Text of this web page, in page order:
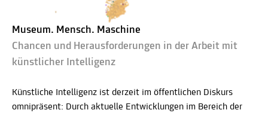
Museum. Mensch. Maschine
Chancen und Herausforderungen in der Arbeit mit
künstlicher Intelligenz
Künstliche Intelligenz ist derzeit im öffentlichen Diskurs
omnipräsent: Durch aktuelle Entwicklungen im Bereich der